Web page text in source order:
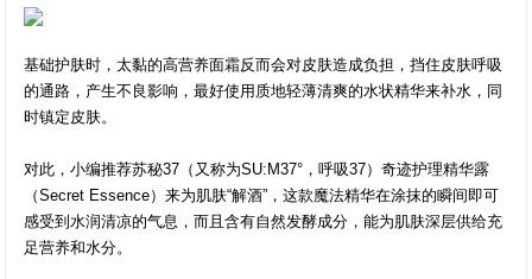
基础护肤时，太黏的高营养面霜反而会对皮肤造成负担，挡住皮肤呼吸
的通路，产生不良影响，最好使用质地轻薄清爽的水状精华来补水，同
时镇定皮肤。
对此，小编推荐苏秘37（又称为SU:M37°，呼吸37）奇迹护理精华露
（Secret Essence）来为肌肤“解酒”，这款魔法精华在涂抹的瞬间即可
感受到水润清凉的气息，而且含有自然发酵成分，能为肌肤深层供给充
足营养和水分。